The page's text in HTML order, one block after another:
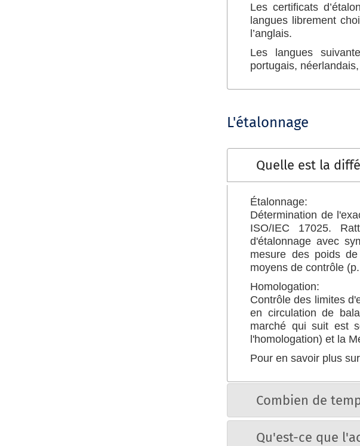
Les certificats
langues librement
l’anglais.
Les langues
portugais,
L'étalonnage
Quelle est la
Étalonnage:
Détermination de
ISO/IEC 17025.
d'étalonnage avec
mesure des poids
moyens de contrôle
Homologation:
Contrôle des limites
en circulation de
marché qui suit est
l'homologation) et la
Pour en savoir plus
Combien de
Qu'est-ce que